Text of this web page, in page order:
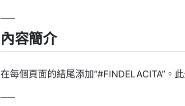
內容簡介
在每個頁面的結尾添加“#FINDELACITA”。